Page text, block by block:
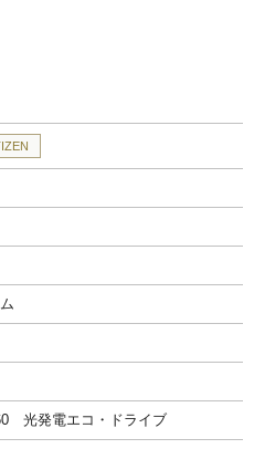
光発電エコ・ドライブ